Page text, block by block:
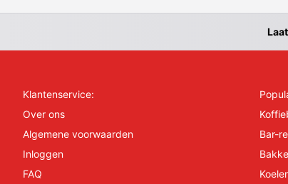
Klantenservice:
Over ons
Algemene voorwaarden
Inloggen
FAQ
Bar-